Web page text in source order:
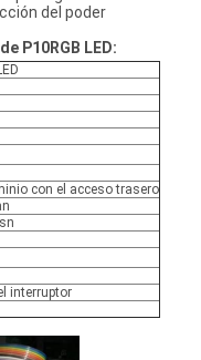
del poder
P10RGB LED:
con el acceso trasero
interruptor